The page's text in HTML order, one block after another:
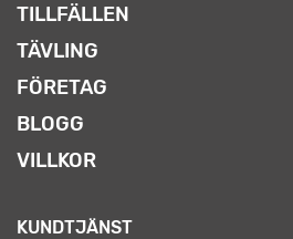
TILLFÄLLEN
TÄVLING
FÖRETAG
BLOGG
VILLKOR
KUNDTJÄNST